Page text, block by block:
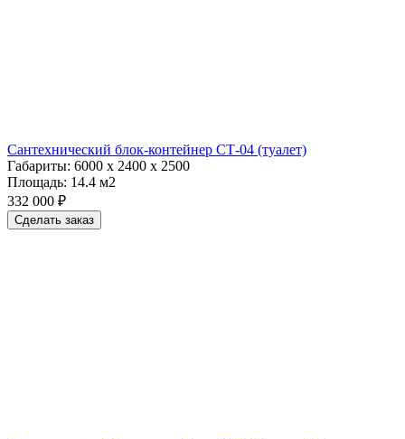
Сантехнический блок-контейнер СТ-04 (туалет)
Габариты: 6000 х 2400 х 2500
Площадь: 14.4 м2
332 000 ₽
Сделать заказ